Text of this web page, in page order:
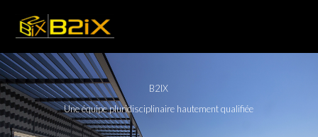
B2IX
Une équipe pluridisciplinaire hautement qualifiée